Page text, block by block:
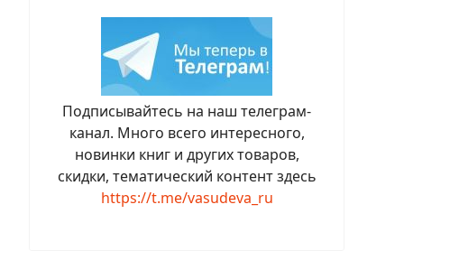
Подписывайтесь на наш телеграм-
канал. Много всего интересного,
новинки книг и других товаров,
скидки, тематический контент здесь
https://t.me/vasudeva_ru